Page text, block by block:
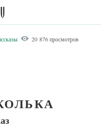
20 876 просмотров